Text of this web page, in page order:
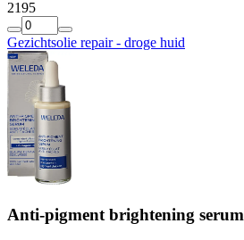
2195
Gezichtsolie repair - droge huid
Anti-pigment brightening serum